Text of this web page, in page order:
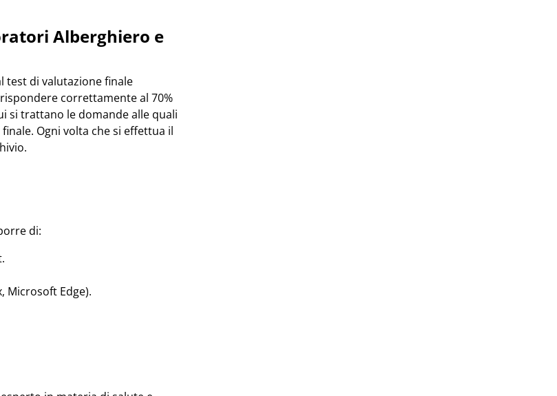
Alberghiero e
test di valutazione finale
correttamente al 70%
si trattano le domande alle quali
Ogni volta che si effettua il
di:
Microsoft Edge).